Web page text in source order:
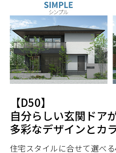
【D50】
自分らしい玄関ドア
多彩なデザインとカラ
住宅スタイルに合せて選べ